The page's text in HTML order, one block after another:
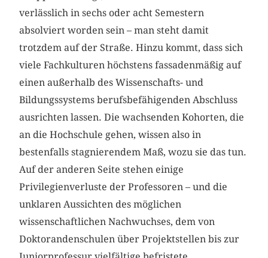
verlässlich in sechs oder acht Semestern
absolviert worden sein – man steht damit
trotzdem auf der Straße. Hinzu kommt, dass sich
viele Fachkulturen höchstens fassadenmäßig auf
einen außerhalb des Wissenschafts- und
Bildungssystems berufsbefähigenden Abschluss
ausrichten lassen. Die wachsenden Kohorten, die
an die Hochschule gehen, wissen also in
bestenfalls stagnierendem Maß, wozu sie das tun.
Auf der anderen Seite stehen einige
Privilegienverluste der Professoren – und die
unklaren Aussichten des möglichen
wissenschaftlichen Nachwuchses, dem von
Doktorandenschulen über Projektstellen bis zur